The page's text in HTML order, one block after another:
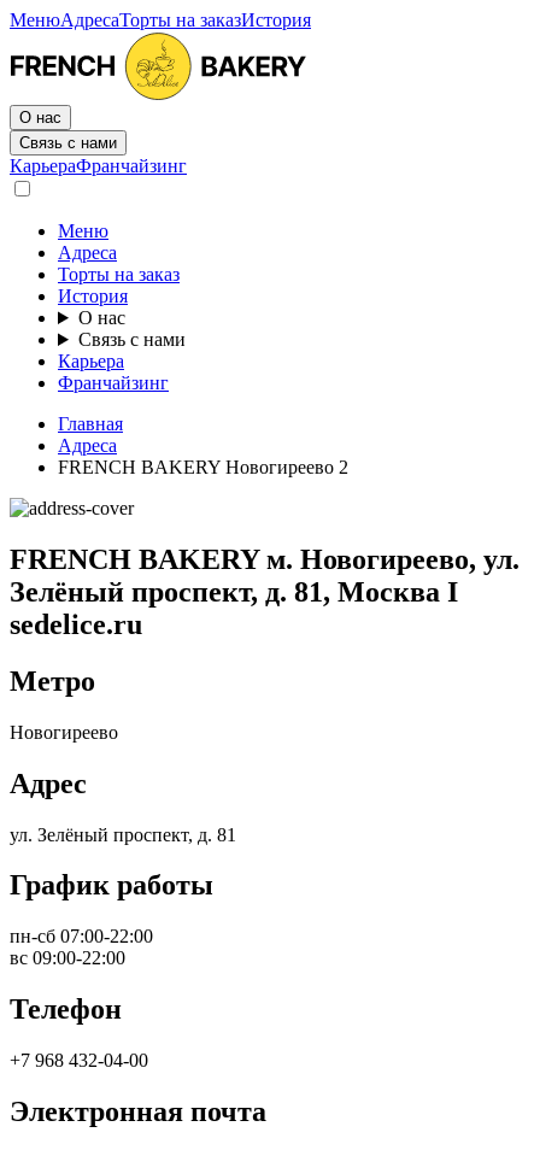
МенюАдресаТорты на заказИстория
О нас
Связь с нами
КарьераФранчайзинг
Меню
Адреса
Торты на заказ
История
О нас
Связь с нами
Карьера
Франчайзинг
Главная
Адреса
FRENCH BAKERY Новогиреево 2
FRENCH BAKERY м. Новогиреево, ул.
Зелёный проспект, д. 81, Москва I
sedelice.ru
Метро
Новогиреево
Адрес
ул. Зелёный проспект, д. 81
График работы
пн-сб 07:00-22:00
вс 09:00-22:00
Телефон
+7 968 432-04-00
Электронная почта